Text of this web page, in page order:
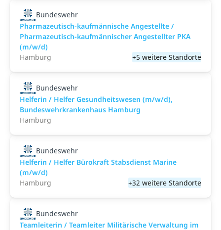
Bundeswehr
Pharmazeutisch-kaufmännische Angestellte /
Pharmazeutisch-kaufmännischer Angestellter PKA
(m/w/d)
Hamburg
+5 weitere Standorte
Bundeswehr
Helferin / Helfer Gesundheitswesen (m/w/d),
Bundeswehrkrankenhaus Hamburg
Hamburg
Bundeswehr
Helferin / Helfer Bürokraft Stabsdienst Marine
(m/w/d)
Hamburg
+32 weitere Standorte
Bundeswehr
Teamleiterin / Teamleiter Militärische Verwaltung im